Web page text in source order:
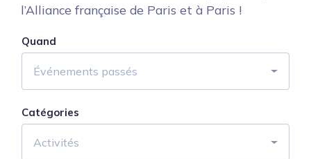
l’Alliance française de Paris et à Paris !
Quand
Événements passés
Catégories
Activités